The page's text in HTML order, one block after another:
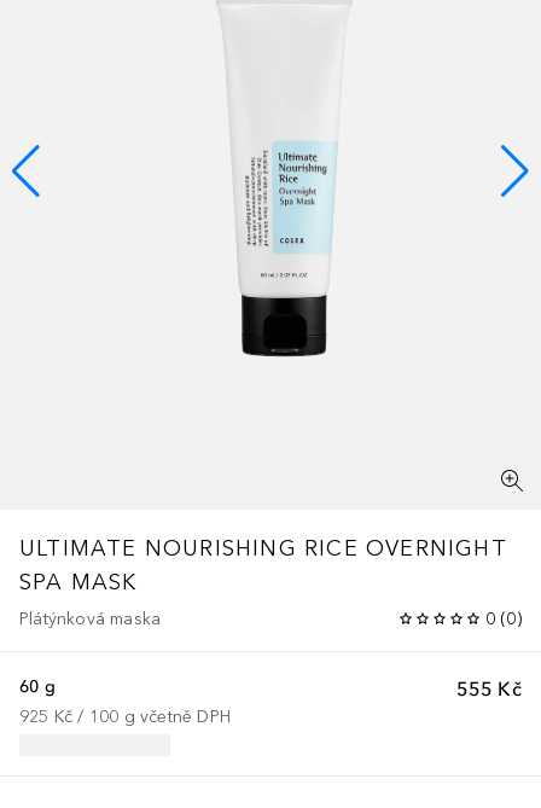
ULTIMATE NOURISHING RICE OVERNIGHT
SPA MASK
Plátýnková maska 0 (0)
555 Kč
60 g
925 Kč / 100 g včetně DPH